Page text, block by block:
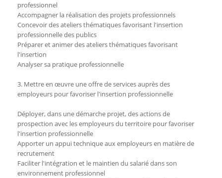
professionnel
Accompagner la réalisation des projets professionnels
Concevoir des ateliers thématiques favorisant l'insertion
professionnelle des publics
Préparer et animer des ateliers thématiques favorisant
l'insertion
Analyser sa pratique professionnelle
3. Mettre en œuvre une offre de services auprès des
employeurs pour favoriser l'insertion professionnelle
Déployer, dans une démarche projet, des actions de
prospection avec les employeurs du territoire pour favoriser
l'insertion professionnelle
Apporter un appui technique aux employeurs en matière de
recrutement
Faciliter l'intégration et le maintien du salarié dans son
environnement professionnel